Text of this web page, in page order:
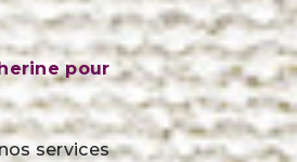
pour
services